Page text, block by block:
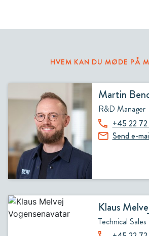
HVEM KAN DU MØDE PÅ
Martin
R&D Manager
+45 22 72
Send e-
Klaus
Technical